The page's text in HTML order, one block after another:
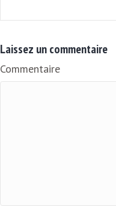
Laissez un commentaire
Commentaire